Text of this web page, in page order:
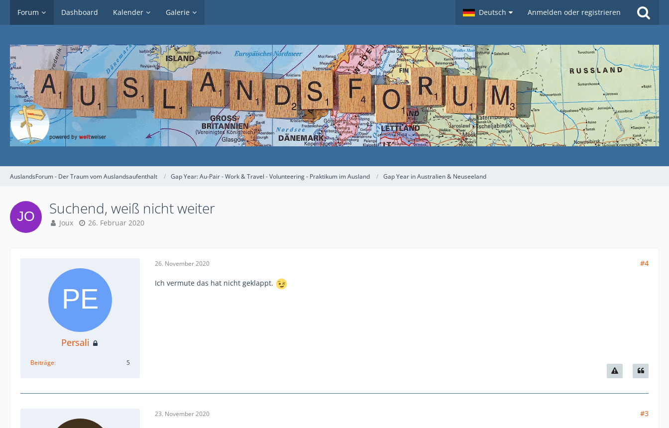
Forum Dashboard Kalender Galerie Deutsch Anmelden oder registrieren
AuslandsForum - Der Traum vom Auslandsaufenthalt Gap Year: Au-Pair - Work & Travel - Volunteering - Praktikum im Ausland Gap Year in Australien & Neuseeland
Suchend, weiß nicht weiter
Joux 26. Februar 2020
Persali
Beiträge 5
26. November 2020 #4
Ich vermute das hat nicht geklappt.
23. November 2020 #3